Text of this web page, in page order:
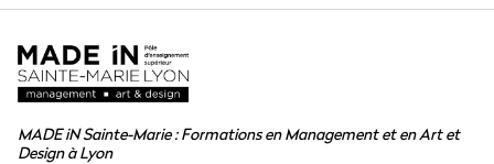
MADE iN Sainte-Marie : Formations en Management et en Art et
Design à Lyon